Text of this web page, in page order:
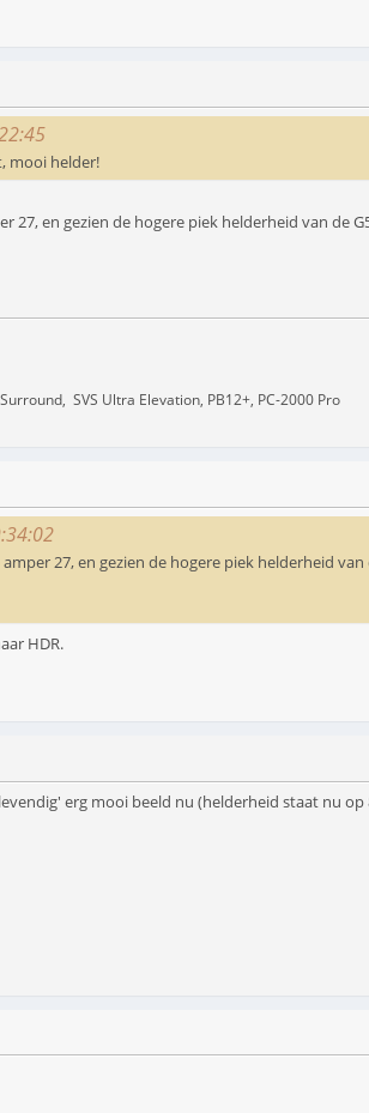
mooi helder!
27, en gezien de hogere piek helderheid van de
SVS Ultra Elevation, PB12+, PC-2000 Pro
27, en gezien de hogere piek helderheid
HDR.
erg mooi beeld nu (helderheid staat nu op